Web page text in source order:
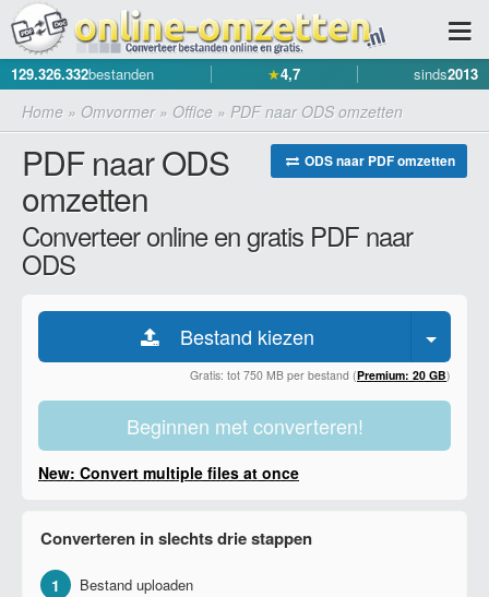
129.326.332bestanden ★4,7 sinds2013
Home » Omvormer» Office » PDF naar ODS omzetten
ODS naar PDF omzetten
PDF naar ODS
omzetten
Converteer online en gratis PDF naar
ODS
Bestand kiezen
Gratis: tot 750 MB per bestand (Premium: 20 GB)
Beginnen met converteren!
New: Convert multiple files at once
Converteren in slechts drie stappen
1 Bestand uploaden